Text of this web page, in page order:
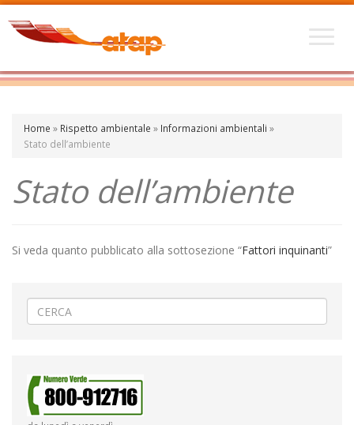
Home » Rispetto ambientale » Informazioni ambientali »
Stato dell’ambiente
Stato dell’ambiente
Si veda quanto pubblicato alla sottosezione “Fattori inquinanti”